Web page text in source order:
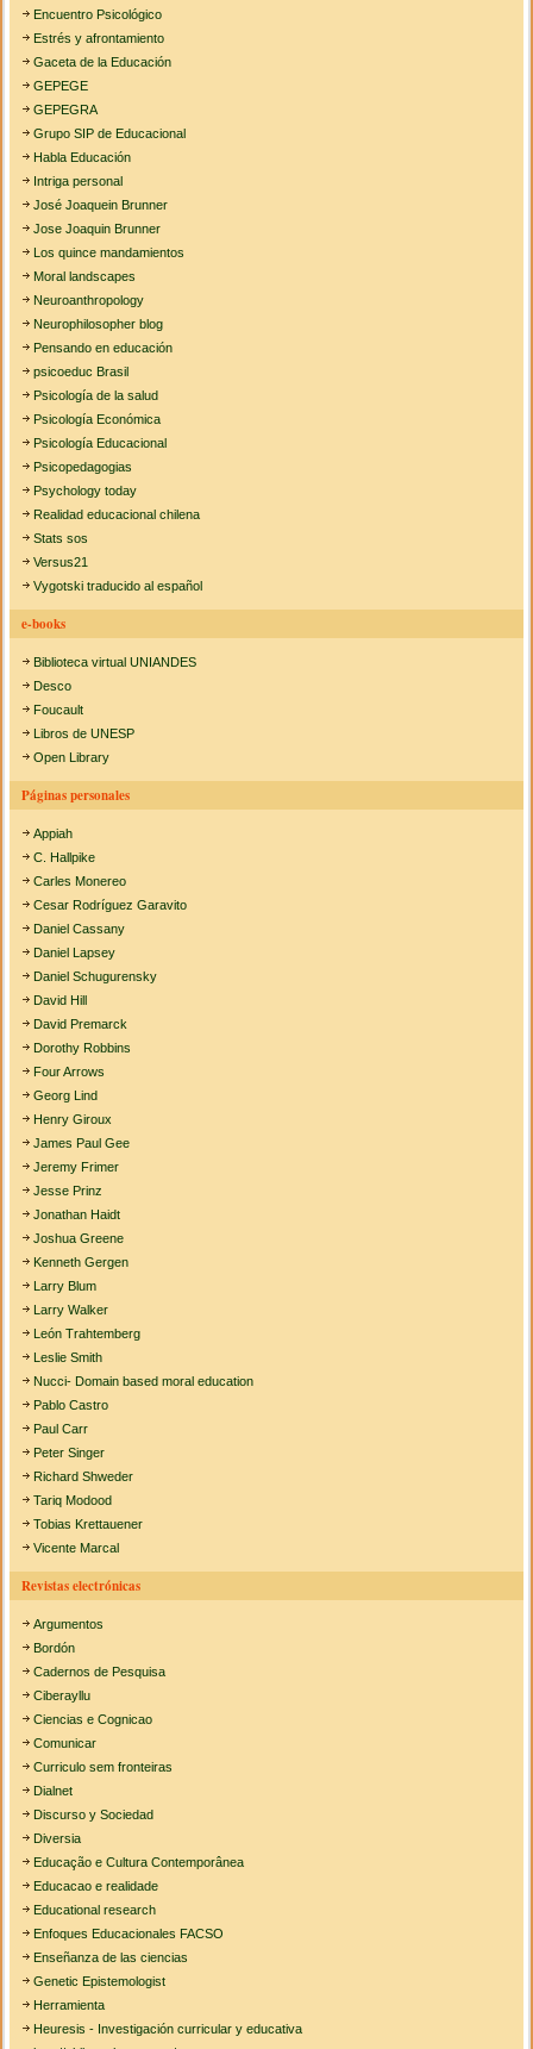
Encuentro Psicológico
Estrés y afrontamiento
Gaceta de la Educación
GEPEGE
GEPEGRA
Grupo SIP de Educacional
Habla Educación
Intriga personal
José Joaquein Brunner
Jose Joaquin Brunner
Los quince mandamientos
Moral landscapes
Neuroanthropology
Neurophilosopher blog
Pensando en educación
psicoeduc Brasil
Psicología de la salud
Psicología Económica
Psicología Educacional
Psicopedagogias
Psychology today
Realidad educacional chilena
Stats sos
Versus21
Vygotski traducido al español
e-books
Biblioteca virtual UNIANDES
Desco
Foucault
Libros de UNESP
Open Library
Páginas personales
Appiah
C. Hallpike
Carles Monereo
Cesar Rodríguez Garavito
Daniel Cassany
Daniel Lapsey
Daniel Schugurensky
David Hill
David Premarck
Dorothy Robbins
Four Arrows
Georg Lind
Henry Giroux
James Paul Gee
Jeremy Frimer
Jesse Prinz
Jonathan Haidt
Joshua Greene
Kenneth Gergen
Larry Blum
Larry Walker
León Trahtemberg
Leslie Smith
Nucci- Domain based moral education
Pablo Castro
Paul Carr
Peter Singer
Richard Shweder
Tariq Modood
Tobias Krettauener
Vicente Marcal
Revistas electrónicas
Argumentos
Bordón
Cadernos de Pesquisa
Ciberayllu
Ciencias e Cognicao
Comunicar
Curriculo sem fronteiras
Dialnet
Discurso y Sociedad
Diversia
Educação e Cultura Contemporânea
Educacao e realidade
Educational research
Enfoques Educacionales FACSO
Enseñanza de las ciencias
Genetic Epistemologist
Herramienta
Heuresis - Investigación curricular y educativa